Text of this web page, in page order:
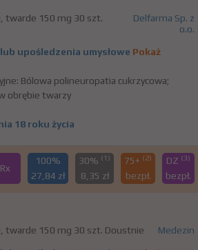
twarde 150 mg 30 szt.
Delfarma Sp. z
o.o.
upośledzenia umysłowe Pokaż
Bólowa polineuropatia cukrzycowa;
obrębie twarzy
18 roku życia
Rx
100%
27,84 zł
30% (1)
8,35 zł
75+ (2)
bezpł.
DZ (3)
bezpł.
twarde 150 mg 30 szt. Doustnie Medezin